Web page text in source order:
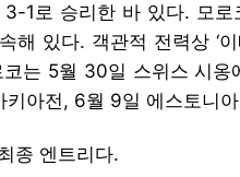
1로 승리한 바 있다. 모로
해 있다. 객관적 전력상 ‘
는 5월 30일 스위스 시
아전, 6월 9일 에스토니
종 엔트리다.